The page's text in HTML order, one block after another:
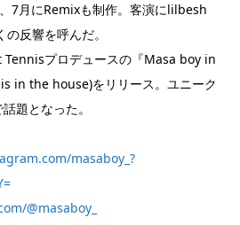
7月にRemixも制作。客演にlilbesh
反響を呼んだ。
プロデュースの『Masa boy in
in the house)をリリース。ユニーク
題となった。
masaboy_?
@masaboy_